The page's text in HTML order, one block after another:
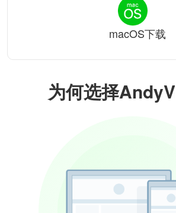
为何选择
macOS下载